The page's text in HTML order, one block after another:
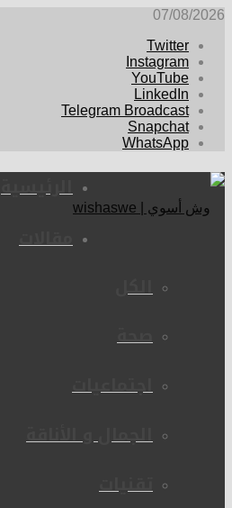
07/08/2026
Twitter
Instagram
YouTube
LinkedIn
Telegram Broadcast
Snapchat
WhatsApp
الرئيسية
مقالات
الكل
صحة
اجتماعيات
الجمال و الأناقة
تقنيات